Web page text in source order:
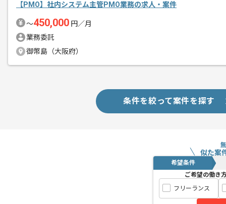
【PMO】社内システム主管PMO業務の求人・案件
〜450,000 円／月
業務委託
御幣島（大阪府）
条件を絞って案件を探す
似た案
希望条件
ご希望の働き
フリーランス